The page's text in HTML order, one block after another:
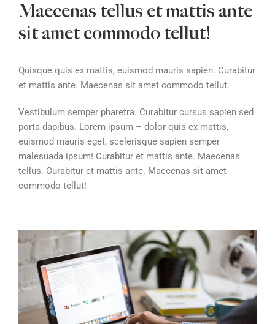
Maecenas tellus et mattis ante
sit amet commodo tellut!
Quisque quis ex mattis, euismod mauris sapien. Curabitur
et mattis ante. Maecenas sit amet commodo tellut.
Vestibulum semper pharetra. Curabitur cursus sapien sed
porta dapibus. Lorem ipsum – dolor quis ex mattis,
euismod mauris eget, scelerisque sapien semper
malesuada ipsum! Curabitur et mattis ante. Maecenas
tellus. Curabitur et mattis ante. Maecenas sit amet
commodo tellut!